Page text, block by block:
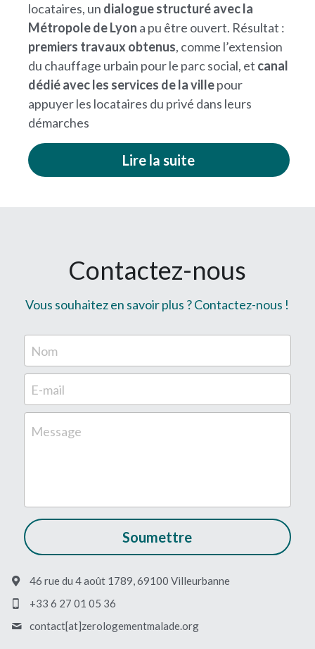
locataires, un dialogue structuré avec la
Métropole de Lyon
premiers travaux obtenus, comme l’extension
du chauffage urbain pour le parc social, et canal
dédié avec les services de la ville pour
appuyer les locataires du privé dans leurs
démarches​
Lire la suite
Contactez-nous
Vous souhaitez en savoir plus ? Contactez-nous !
Nom
E-mail
Message
Soumettre
46 rue du 4 août 1789, 69100 Villeurbanne
+33 6 27 01 05 36
contact[at]zerologementmalade.org